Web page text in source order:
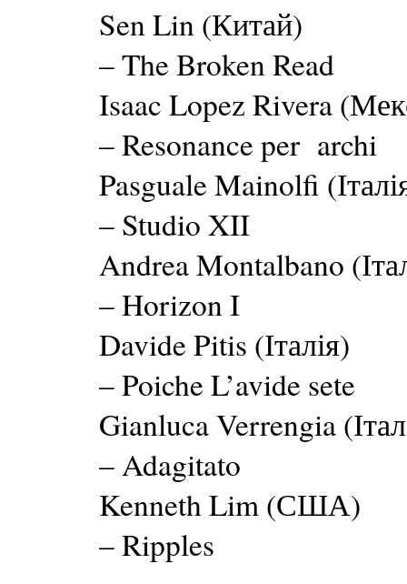
Sen Lin (Китай)
– The Broken Read
Isaac Lopez Rivera
– Resonance per archi
Pasguale Mainolfi
– Studio XII
Andrea Montalbano
– Horizon I
Davide Pitis (Італія)
– Poiche L’avide sete
Gianluca Verrengia
– Adagitato
Kenneth Lim (США)
– Ripples